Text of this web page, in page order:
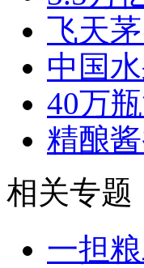
飞天
中国
40万
精酿
相关专题
一担